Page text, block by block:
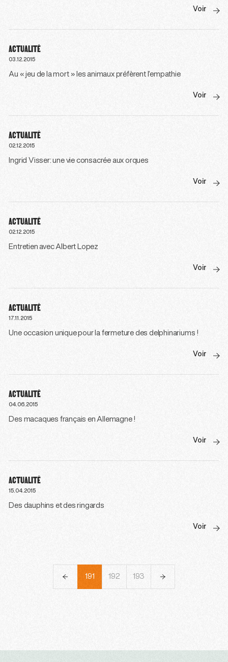
Voir
ACTUALITÉ
03.12.2015
Au « jeu de la mort » les animaux préfèrent l’empathie
Voir
ACTUALITÉ
02.12.2015
Ingrid Visser: une vie consacrée aux orques
Voir
ACTUALITÉ
02.12.2015
Entretien avec Albert Lopez
Voir
ACTUALITÉ
17.11.2015
Une occasion unique pour la fermeture des delphinariums !
Voir
ACTUALITÉ
04.06.2015
Des macaques français en Allemagne !
Voir
ACTUALITÉ
15.04.2015
Des dauphins et des ringards
Voir
190 191 192 193 194